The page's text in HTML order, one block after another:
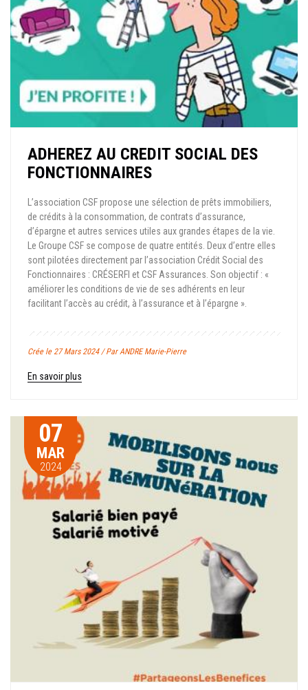
ADHEREZ AU CREDIT SOCIAL DES
FONCTIONNAIRES
L’association CSF propose une sélection de prêts immobiliers,
de crédits à la consommation, de contrats d’assurance,
d’épargne et autres services utiles aux grandes étapes de la vie.
Le Groupe CSF se compose de quatre entités. Deux d’entre elles
sont pilotées directement par l’association Crédit Social des
Fonctionnaires : CRÉSERFI et CSF Assurances. Son objectif : «
améliorer les conditions de vie de ses adhérents en leur
facilitant l’accès au crédit, à l’assurance et à l’épargne ».
Crée le 27 Mars 2024 / Par ANDRE Marie-Pierre
En savoir plus
07
MAR
2024